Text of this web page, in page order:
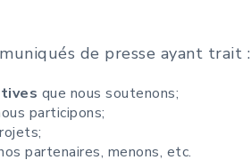
de presse ayant trait :
que nous soutenons;
participons;
partenaires, menons, etc.